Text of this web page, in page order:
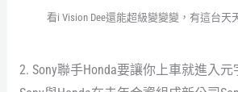
看i Vision Dee還能超級變變變，有這台天
2. Sony聯手Honda要讓你上車就進入元